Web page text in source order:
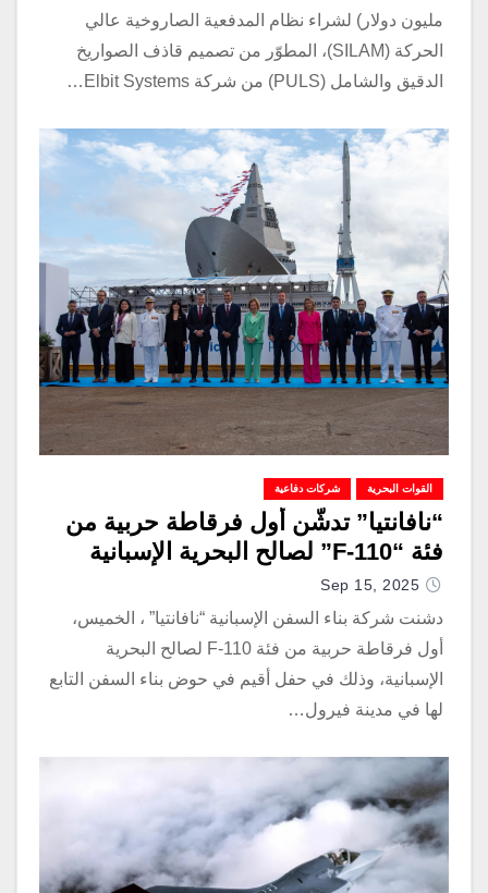
مليون دولار) لشراء نظام المدفعية الصاروخية عالي
الحركة (SILAM)، المطوّر من تصميم قاذف الصواريخ
الدقيق والشامل (PULS) من شركة Elbit Systems…
القوات البحرية شركات دفاعية
“نافانتيا” تدشّن أول فرقاطة حربية من
فئة “F-110” لصالح البحرية الإسبانية
Sep 15, 2025
دشنت شركة بناء السفن الإسبانية “نافانتيا” ، الخميس،
أول فرقاطة حربية من فئة F-110 لصالح البحرية
الإسبانية، وذلك في حفل أقيم في حوض بناء السفن التابع
لها في مدينة فيرول…